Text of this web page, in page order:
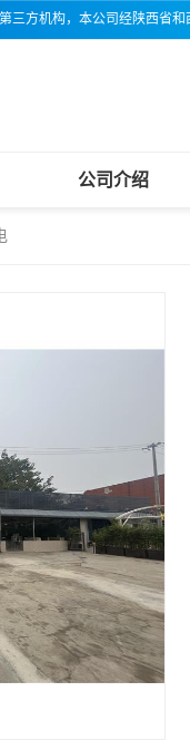
公司介绍